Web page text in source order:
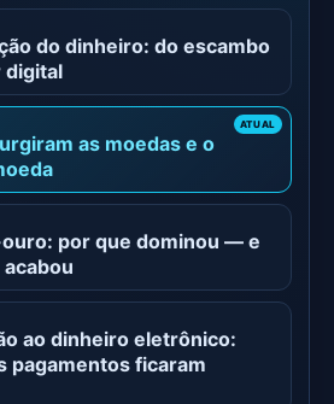
do dinheiro: do escambo
digital
as moedas e o
por que dominou — e
ao dinheiro eletrônico:
pagamentos ficaram